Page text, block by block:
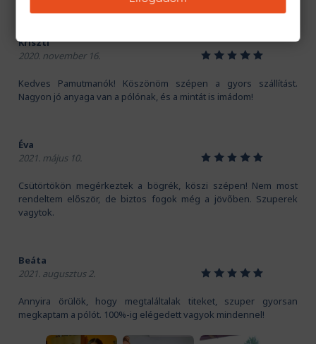
Kriszti
2020. november 16.
12345
Kedves Pamutmanók! Köszönöm szépen a gyors szállítást.
Nagyon jó anyaga van a pólónak, és a mintát is imádom!
Éva
2021. május 10.
12345
Csütörtökön megérkeztek a bögrék, köszi szépen! Nem most
rendeltem először, de biztos fogok még a jövőben. Szuperek
vagytok.
Beáta
2021. augusztus 2.
12345
Annyira örülök, hogy megtaláltalak titeket, szuper gyorsan
megkaptam a pólót. 100%-ig elégedett vagyok mindennel!